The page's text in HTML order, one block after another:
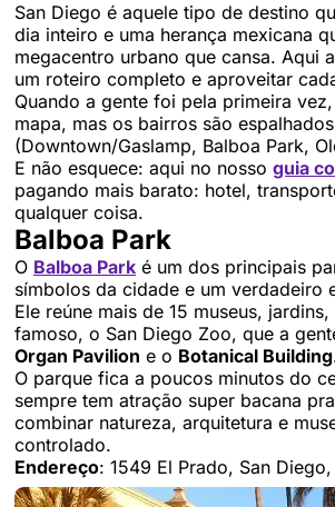
San Diego é aquele tipo de destino
dia inteiro e uma herança mexicana
megacentro urbano que cansa. Aqui
um roteiro completo e aproveitar
Quando a gente foi pela primeira
mapa, mas os bairros são
(Downtown/Gaslamp, Balboa Park,
E não esquece: aqui no nosso guia
pagando mais barato: hotel,
qualquer coisa.
Balboa Park
O Balboa Park é um dos principais
símbolos da cidade e um verdadeiro
Ele reúne mais de 15 museus,
famoso, o San Diego Zoo, que a
Organ Pavilion e o Botanical Building
O parque fica a poucos minutos do
sempre tem atração super bacana
combinar natureza, arquitetura e
controlado.
Endereço: 1549 El Prado, San Diego,